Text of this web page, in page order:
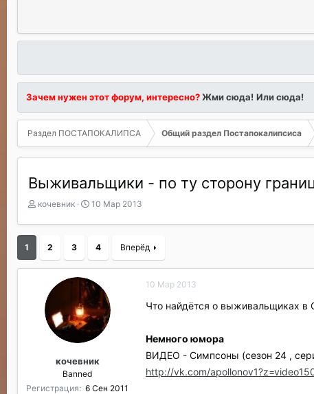
Зачем нужен этот форум, интересно?Жми сюда! Или сюда!
Раздел ПОСТАПОКАЛИПСА Общий раздел Постапокалипсиса
Выживальщики - по ту сторону
А
т
кочевник
Д
т
ч
а
л
а
10 Мар 2013
1 2 3 4 Вперёд
кочевник
Banned
Регистрация
6 Сен 2011
10 Мар 2013
Что найдётся о выживальщиках
Немного юмора
ВИДЕО - Симпсоны (сезон 24 ,
http://vk.com/